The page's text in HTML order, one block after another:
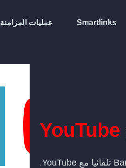
عمليات المزامنة Smartlinks
YouTube